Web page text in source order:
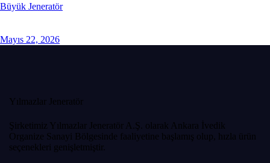
Büyük Jeneratör
Mayıs 22, 2026
Yılmazlar Jeneratör
Şirketimiz Yılmazlar Jeneratör A.Ş. olarak Ankara İvedik
Organize Sanayi Bölgesinde faaliyetine başlamış olup, hızla ürün
seçenekleri genişletmiştir.